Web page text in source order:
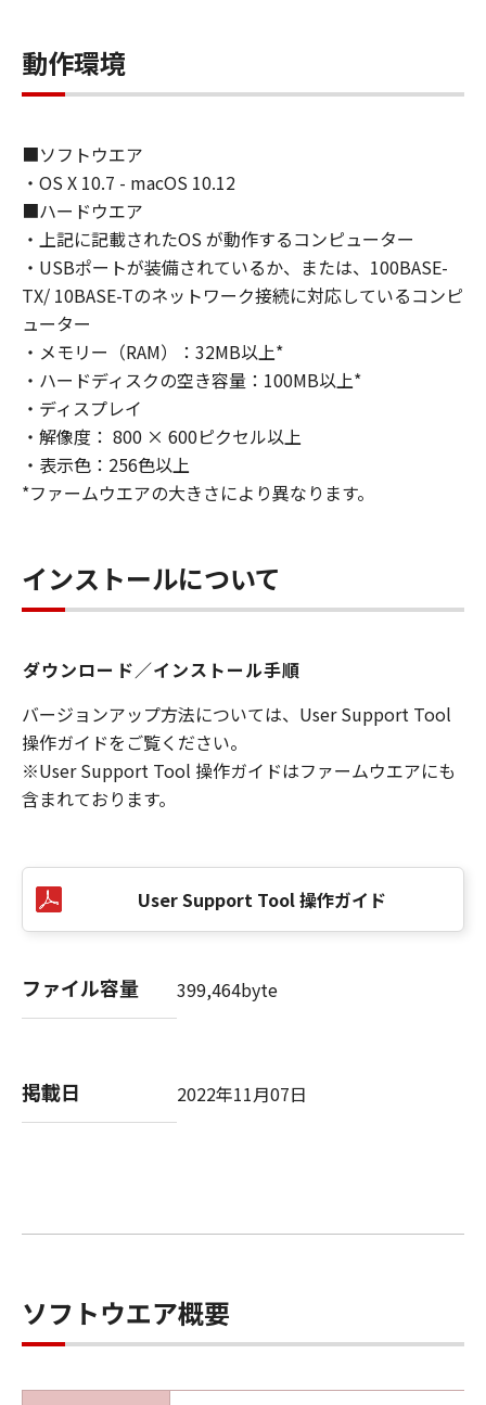
動作環境
■ソフトウエア
・OS X 10.7 - macOS 10.12
■ハードウエア
・上記に記載されたOS が動作するコンピューター
・USBポートが装備されているか、または、100BASE-
TX/ 10BASE-Tのネットワーク接続に対応しているコンピ
ューター
・メモリー（RAM）：32MB以上*
・ハードディスクの空き容量：100MB以上*
・ディスプレイ
・解像度： 800 × 600ピクセル以上
・表示色：256色以上
*ファームウエアの大きさにより異なります。
インストールについて
ダウンロード／インストール手順
バージョンアップ方法については、User Support Tool
操作ガイドをご覧ください。
※User Support Tool 操作ガイドはファームウエアにも
含まれております。
User Support Tool 操作ガイド
ファイル容量 399,464byte
掲載日 2022年11月07日
ソフトウエア概要